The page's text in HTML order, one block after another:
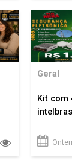
Geral
Kit com